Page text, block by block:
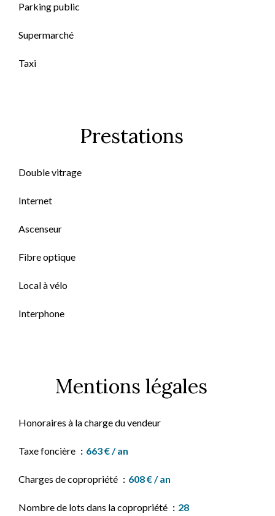
Parking public
Supermarché
Taxi
Prestations
Double vitrage
Internet
Ascenseur
Fibre optique
Local à vélo
Interphone
Mentions légales
Honoraires à la charge du vendeur
Taxe foncière 663 € / an
Charges de copropriété 608 € / an
Nombre de lots dans la copropriété 28